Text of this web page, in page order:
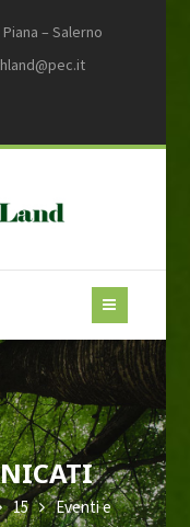
– Salerno
15
Eventi e